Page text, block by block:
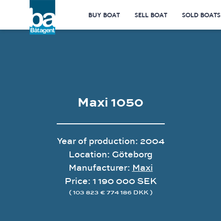
BUY BOAT SELL BOAT SOLD BOATS
Maxi 1050
Year of production: 2004
Location: Göteborg
Manufacturer: Maxi
Price: 1 190 000 SEK
( 103 823 € 774 186 DKK )